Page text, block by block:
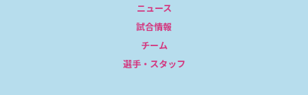
ニュース
試合情報
チーム
選手・スタッフ